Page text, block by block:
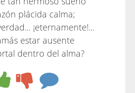
plácida calma;
¡eternamente!...
estar ausente
dentro del alma?